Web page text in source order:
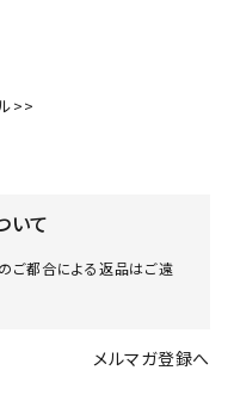
>>
いて
ご都合による返品はご遠
メルマガ登録へ